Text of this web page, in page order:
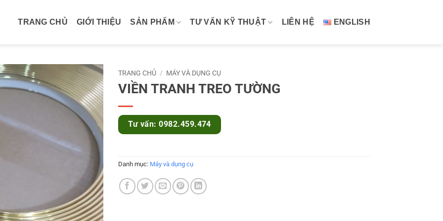
TRANG CHỦ GIỚI THIỆU SẢN PHẨM TƯ VẤN KỸ THUẬT LIÊN HỆ ENGLISH
TRANG CHỦ / MÁY VÀ DỤNG CỤ
VIỀN TRANH TREO TƯỜNG
Tư vấn: 0982.459.474
Danh mục: Máy và dụng cụ